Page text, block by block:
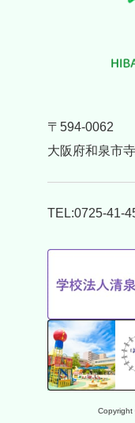
〒594-0062
大阪府和泉市
TEL:0725-41-
Copyright